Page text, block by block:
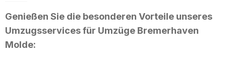
Genießen Sie die besonderen Vorteile unseres
Umzugsservices für Umzüge Bremerhaven
Molde: